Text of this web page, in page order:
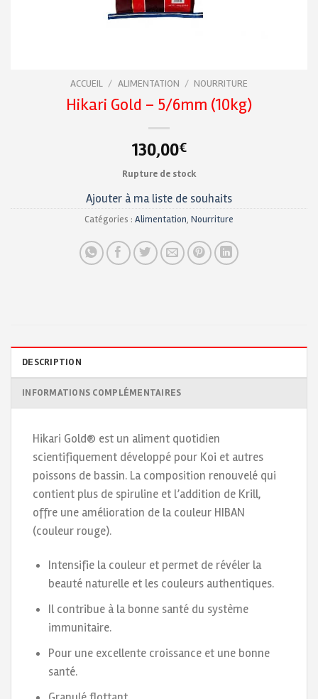
ACCUEIL / ALIMENTATION / NOURRITURE
Hikari Gold – 5/6mm (10kg)
130,00€
Rupture de stock
Ajouter à ma liste de souhaits
Catégories : Alimentation, Nourriture
DESCRIPTION
INFORMATIONS COMPLÉMENTAIRES
Hikari Gold® est un aliment quotidien
scientifiquement développé pour Koi et autres
poissons de bassin. La composition renouvelé qui
contient plus de spiruline et l’addition de Krill,
offre une amélioration de la couleur HIBAN
(couleur rouge).
Intensifie la couleur et permet de révéler la
beauté naturelle et les couleurs authentiques.
Il contribue à la bonne santé du système
immunitaire.
Pour une excellente croissance et une bonne
santé.